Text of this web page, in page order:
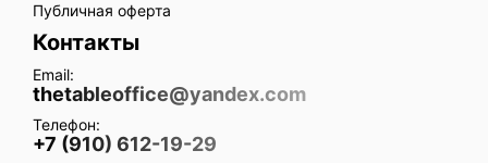
Публичная оферта
Контакты
Email:
thetableoffice@yandex.com
Телефон:
+7 (910) 612-19-29